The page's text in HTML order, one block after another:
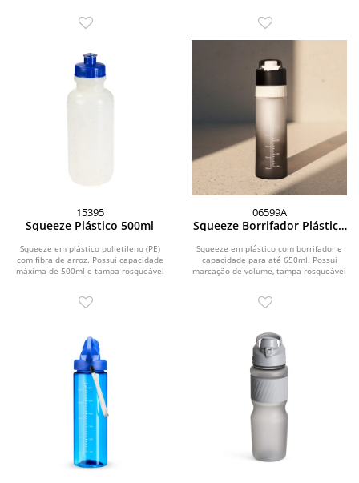
15395
Squeeze Plástico 500ml
Squeeze em plástico polietileno (PE)
com fibra de arroz. Possui capacidade
máxima de 500ml e tampa rosqueável
06599A
Squeeze Borrifador Plástico
Squeeze em plástico com borrifador e
capacidade para até 650ml. Possui
marcação de volume, tampa rosqueável